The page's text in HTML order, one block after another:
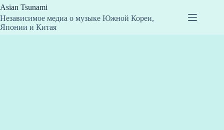
Перейти
к
сути
Asian Tsunami
Независимое медиа о музыке Южной Кореи,
Японии и Китая